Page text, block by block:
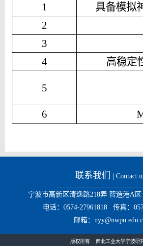
1
具备模拟
2
3
4
高稳定
5
6
联系我们 | Contact
宁波市高新区清逸路218弄 智造港A
电话：0574-27961818 传真：
邮箱：
版权所有 西北工业大学宁波研